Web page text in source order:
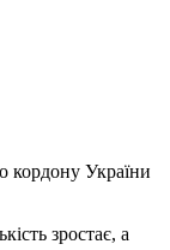
кордону України
зростає, а